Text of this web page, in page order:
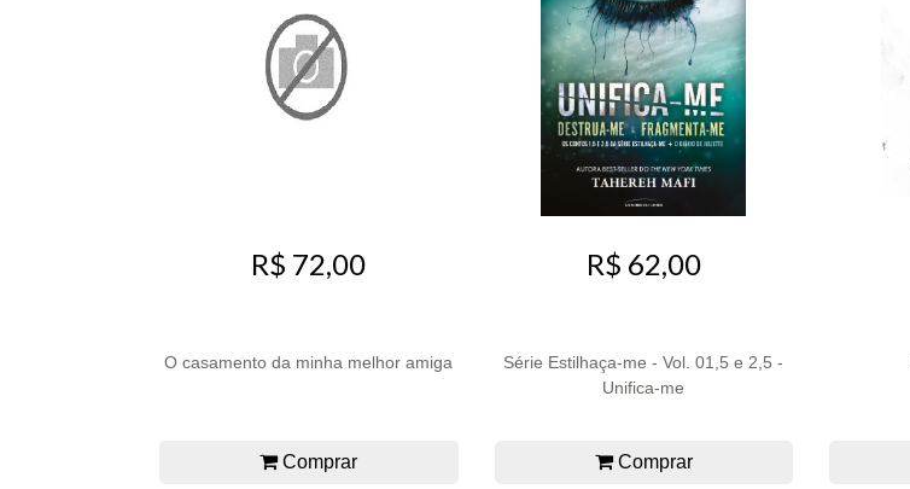
R$ 72,00
O casamento da minha melhor amiga
Comprar
R$ 62,00
Série Estilhaça-me - Vol. 01,5 e 2,5 -
Unifica-me
Comprar